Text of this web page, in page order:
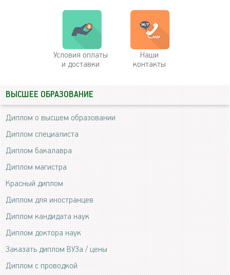
Условия оплаты
и доставки
Наши
контакты
ВЫСШЕЕ ОБРАЗОВАНИЕ
Диплом о высшем образовании
Диплом специалиста
Диплом бакалавра
Диплом магистра
Красный диплом
Диплом для иностранцев
Диплом кандидата наук
Диплом доктора наук
Заказать диплом ВУЗа / цены
Диплом с проводкой